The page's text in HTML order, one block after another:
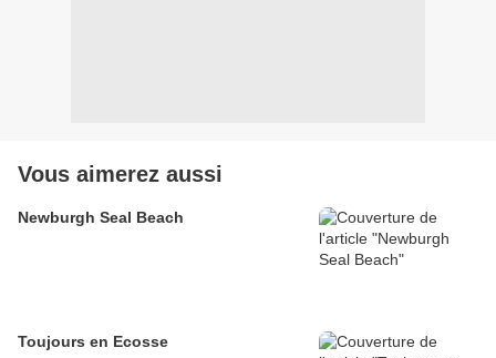
Vous aimerez aussi
Newburgh Seal Beach
Toujours en Ecosse